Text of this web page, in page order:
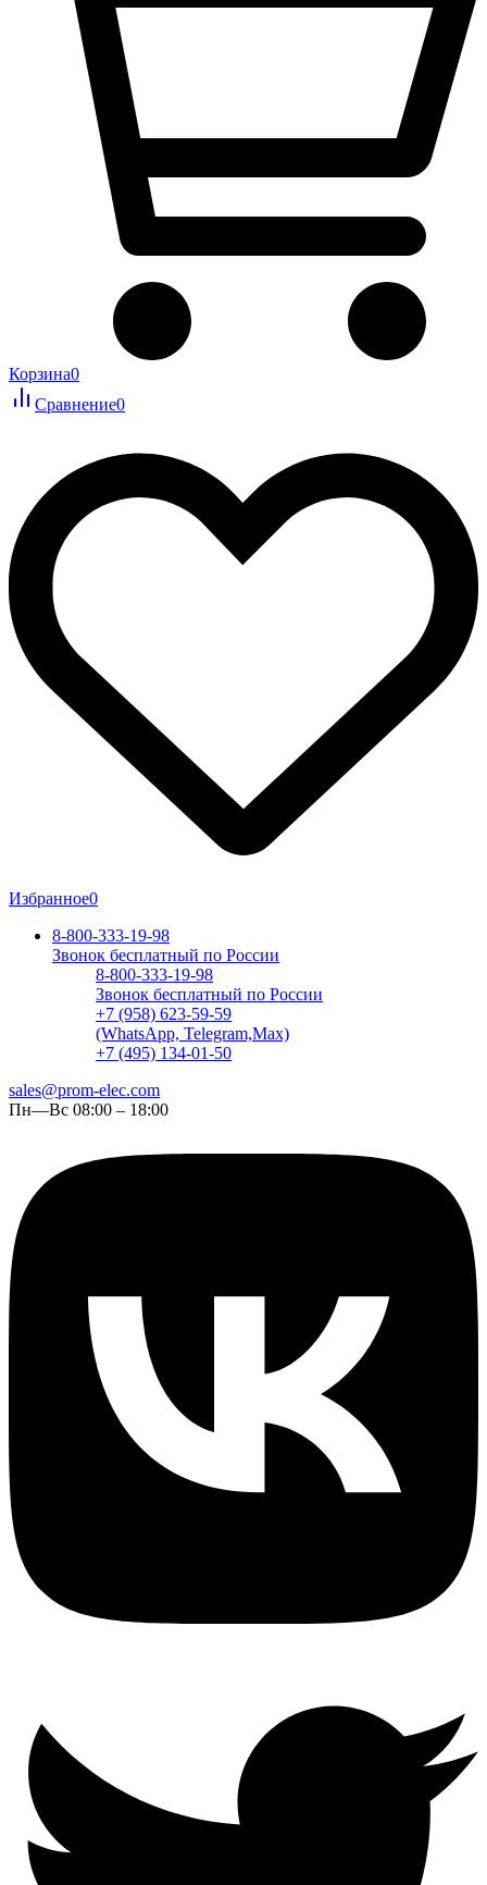
Корзина0
Сравнение0
Избранное0
8-800-333-19-98
Звонок бесплатный по России
8-800-333-19-98
Звонок бесплатный по России
+7 (958) 623-59-59
(WhatsApp, Telegram,Max)
+7 (495) 134-01-50
sales@prom-elec.com
Пн—Вс 08:00 – 18:00